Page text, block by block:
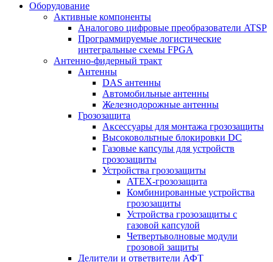
Оборудование
Активные компоненты
Аналогово цифровые преобразователи ATSP
Программируемые логистические
интегральные схемы FPGA
Антенно-фидерный тракт
Антенны
DAS антенны
Автомобильные антенны
Железнодорожные антенны
Грозозащита
Аксессуары для монтажа грозозащиты
Высоковольтные блокировки DC
Газовые капсулы для устройств
грозозащиты
Устройства грозозащиты
ATEX-грозозащита
Комбинированные устройства
грозозащиты
Устройства грозозащиты с
газовой капсулой
Четвертьволновые модули
грозовой защиты
Делители и ответвители АФТ